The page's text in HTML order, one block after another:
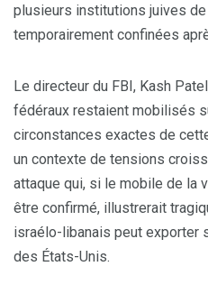
plusieurs institutions juives
temporairement confinées
Le directeur du FBI, Kash
fédéraux restaient mobilisés
circonstances exactes de
un contexte de tensions
attaque qui, si le mobile de la
être confirmé, illustrerait
israélo-libanais peut exporter
des États-Unis.